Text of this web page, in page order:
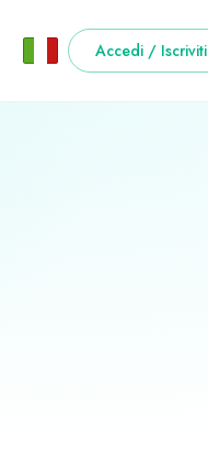
Accedi / Iscriviti